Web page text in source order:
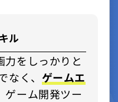
ル
力をしっかりと
なく、 ゲームエ
ゲーム開発ツー